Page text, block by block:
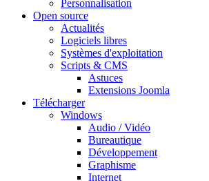
Personnalisation
Open source
Actualités
Logiciels libres
Systèmes d'exploitation
Scripts & CMS
Astuces
Extensions Joomla
Télécharger
Windows
Audio / Vidéo
Bureautique
Développement
Graphisme
Internet